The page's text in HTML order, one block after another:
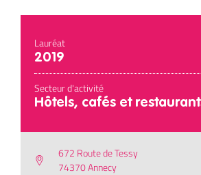
Lauréat
2019
Secteur d'activité
Hôtels, cafés et
672 Route de Tessy
74370 Annecy